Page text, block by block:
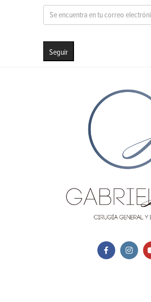
Seguir